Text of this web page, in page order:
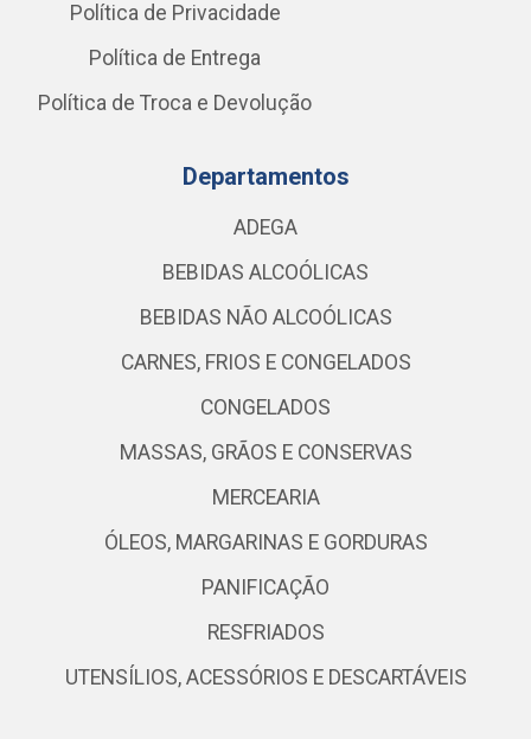
Política de Privacidade
Política de Entrega
Política de Troca e Devolução
Departamentos
ADEGA
BEBIDAS ALCOÓLICAS
BEBIDAS NÃO ALCOÓLICAS
CARNES, FRIOS E CONGELADOS
CONGELADOS
MASSAS, GRÃOS E CONSERVAS
MERCEARIA
ÓLEOS, MARGARINAS E GORDURAS
PANIFICAÇÃO
RESFRIADOS
UTENSÍLIOS, ACESSÓRIOS E DESCARTÁVEIS